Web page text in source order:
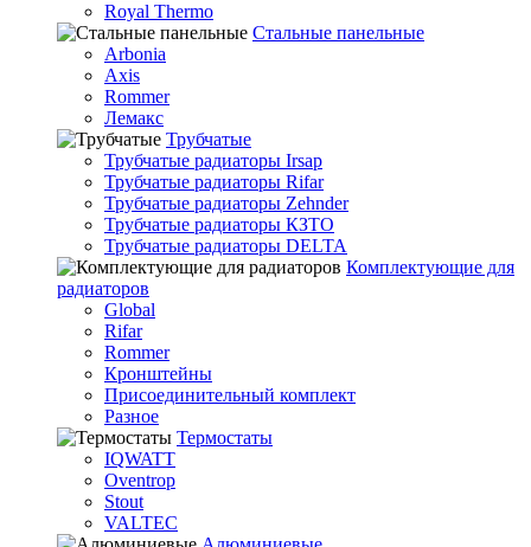
Royal Thermo
Стальные панельные
Arbonia
Axis
Rommer
Лемакс
Трубчатые
Трубчатые радиаторы Irsap
Трубчатые радиаторы Rifar
Трубчатые радиаторы Zehnder
Трубчатые радиаторы КЗТО
Трубчатые радиаторы DELTA
Комплектующие для
радиаторов
Global
Rifar
Rommer
Кронштейны
Присоединительный комплект
Разное
Термостаты
IQWATT
Oventrop
Stout
VALTEC